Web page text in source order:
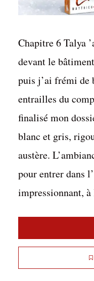
Chapitre 6 Talya
devant le
puis j’ai frémi de
entrailles du
finalisé mon
blanc et gris,
austère.
pour entrer dans
impressionnant,